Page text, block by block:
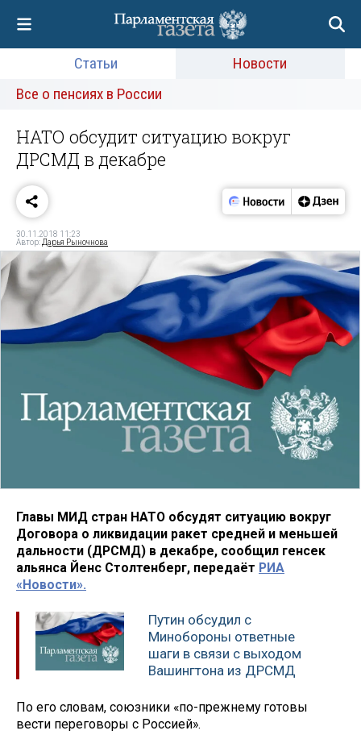
Статьи
Новости
Все о пенсиях в России
НАТО обсудит ситуацию вокруг
ДРСМД в декабре
30.11.2018 11:23
Автор: Дарья Рыночнова
Главы МИД стран НАТО обсудят ситуацию вокруг
Договора о ликвидации ракет средней и меньшей
дальности (ДРСМД) в декабре, сообщил генсек
альянса Йенс Столтенберг, передаёт РИА
«Новости».
Путин обсудил с
Минобороны ответные
шаги в связи с выходом
Вашингтона из ДРСМД
По его словам, союзники «по-прежнему готовы
вести переговоры с Россией».